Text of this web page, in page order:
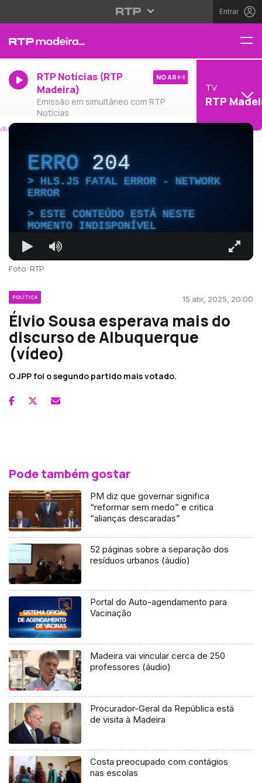
Entrar
RTP Notícias (RTP
Madeira)
Emissão em simultâneo com RTP
Notícias
NO AR
TV
RTP
ERRO204
HLS.JS FATAL ERROR - NETWORK
ERROR
ESTE CONTEÚDO ESTÁ NESTE
MOMENTO INDISPONÍVEL
Foto: RTP
POLÍTICA 15 abr, 2025, 20:00
Élvio Sousa esperava mais do
discurso de Albuquerque
(vídeo)
O JPP foi o segundo partido mais votado.
Pode também gostar
PM diz que governar significa
“reformar sem medo” e critica
“alianças descaradas”
52 páginas sobre a separação dos
resíduos urbanos (áudio)
Portal do Auto-agendamento para
Vacinação
Madeira vai vincular cerca de 250
professores (áudio)
Procurador-Geral da República está
de visita à Madeira
Costa preocupado com contágios
nas escolas